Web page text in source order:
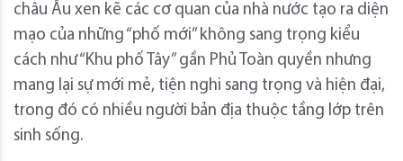
châu Âu xen kẽ các cơ quan của nhà nước tạo ra diện
mạo của những “phố mới” không sang trọng kiểu
cách như “Khu phố Tây” gần Phủ Toàn quyền nhưng
mang lại sự mới mẻ, tiện nghi sang trọng và hiện đại,
trong đó có nhiều người bản địa thuộc tầng lớp trên
sinh sống.